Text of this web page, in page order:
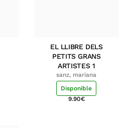
EL LLIBRE DELS
PETITS GRANS
ARTISTES 1
sanz, mariana
Disponible
9.90€